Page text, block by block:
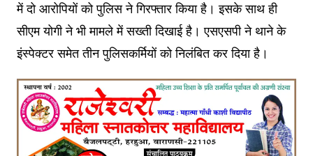
में दो आरोपियों को पुलिस ने गिरफ्तार किया है। इसके साथ ही
सीएम योगी ने भी मामले में सख्ती दिखाई है। एसएसपी ने थाने के
इंस्पेक्टर समेत तीन पुलिसकर्मियों को निलंबित कर दिया है।